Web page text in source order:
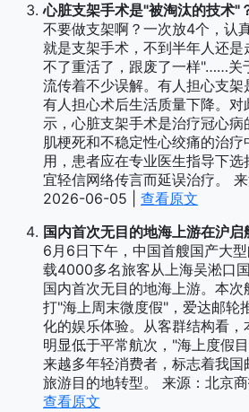
心脏支架手术是"被淘汰的技术"
不要做支架啊？一次放4个，认
就是支架手术，不到半年人还
不了重活了，跟废了一样"……关
流传着不少误解。有人担心支
有人担心术后生活质量下降。
示，心脏支架手术是治疗冠心
肌梗死和不稳定性心绞痛的治
用，患者应在专业医生指导下
宜轻信网络传言而延误治疗。
2026-06-05 | 查看原文
国内首次无目的地海上游在沪
6月6日下午，中国首艘国产大
载4000多名旅客从上海吴淞口
国内首次无目的地海上游。本
打"海上周末微度假"，爱达邮轮
化的娱乐体验。从客群结构看
明显低于平常航次，"海上度假
来越多年轻消费者，标志着我国
旅游目的地转型。 来源：北京
查看原文